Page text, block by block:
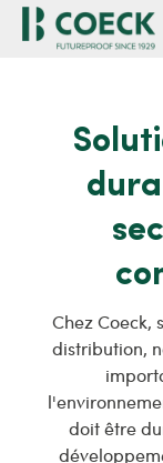
au contenu
Chez Coeck,
distribution,
doit être